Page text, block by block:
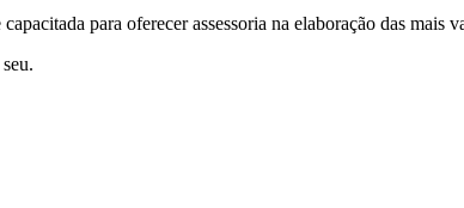
para oferecer assessoria na elaboração das